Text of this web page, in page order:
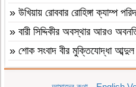
ফ্যাসিবাদবিরোধী সমন্বিত শক্তির
বগুড়া আদমদীঘিতে হিন্দু গৃহবধূকে
গ্রেপ্তার-১
» দশ বছ‌রে গ্রামীণ‌ফো‌সের মাইজিপি
» উখিয়ায় রোববার রোহিঙ্গা ক্যাম্প
» বারী সিদ্দিকীর অবস্থার আরও
» শোক সংবাদ বীর মুক্তিযোদ্ধা আব্দুল
»মৃত্যুবাষির্কী মোহাম্মদ ইলিয়াছ